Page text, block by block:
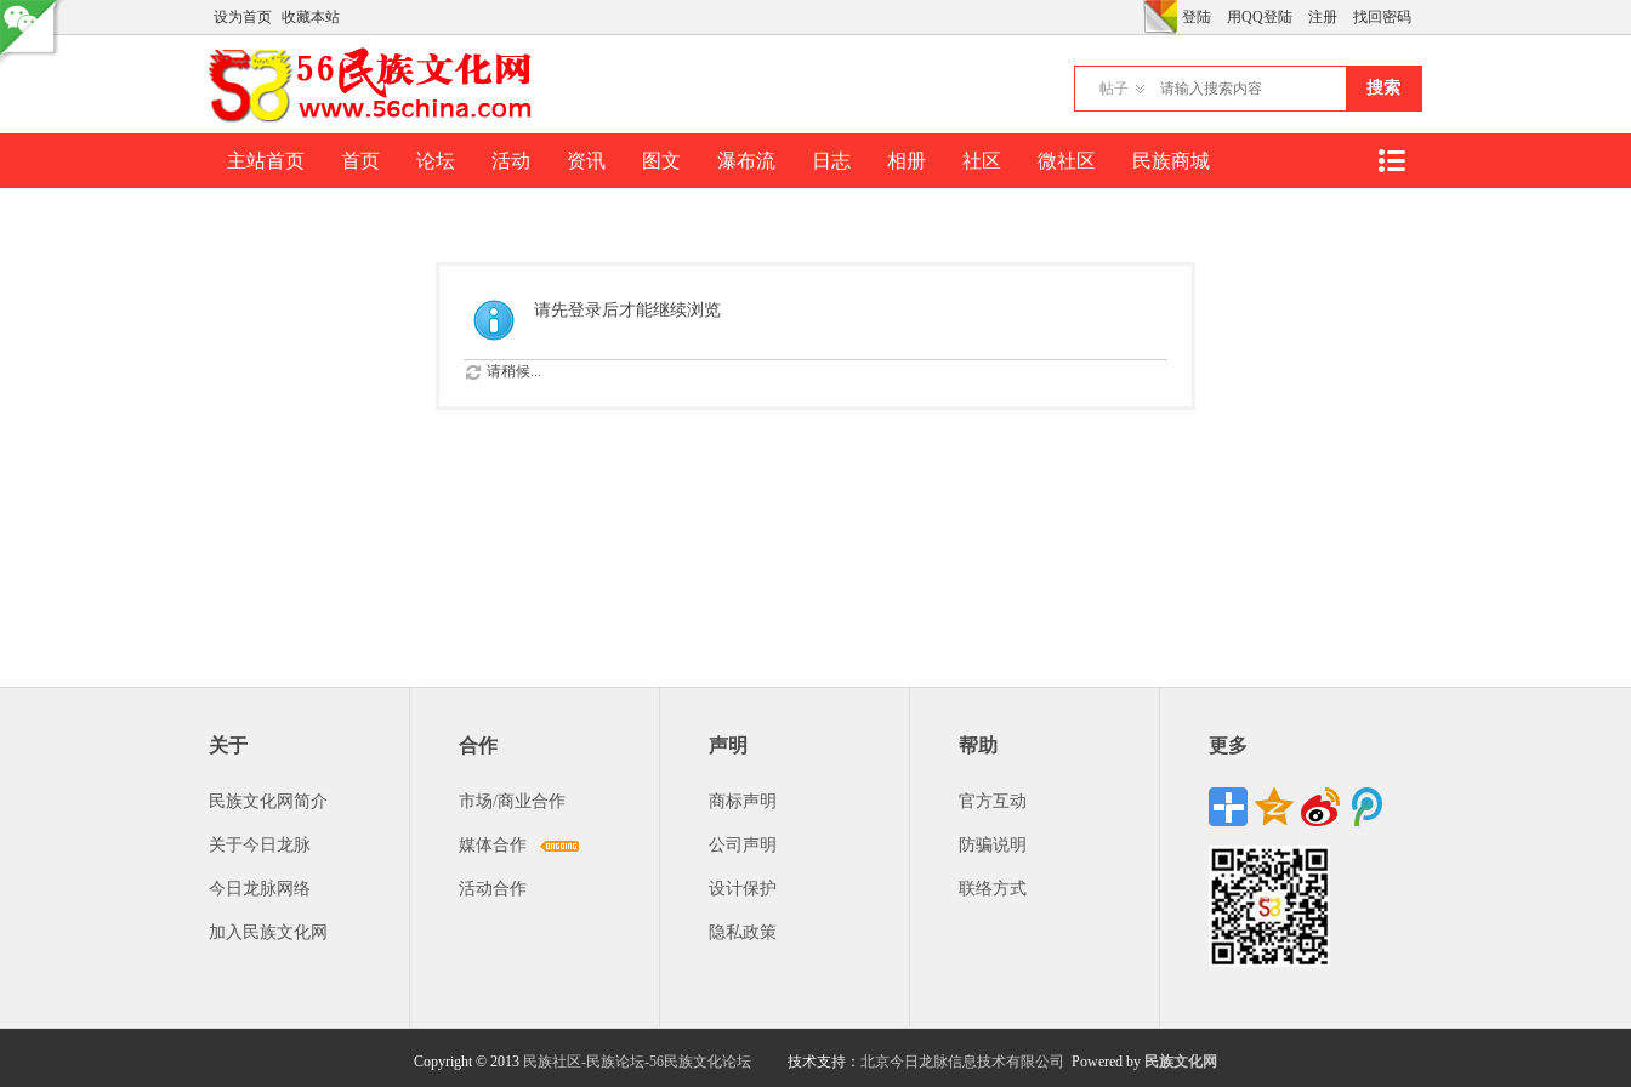
设为首页 收藏本站 登陆 用QQ登陆 注册 找回密码
帖子 搜索
主站首页 首页 论坛 活动 资讯 图文 瀑布流 日志 相册 社区 微社区 民族商城
请先登录后才能继续浏览
请稍候...
关于
民族文化网简介
关于今日龙脉
今日龙脉网络
加入民族文化网
合作
市场/商业合作
媒体合作
活动合作
声明
商标声明
公司声明
设计保护
隐私政策
帮助
官方互动
防骗说明
联络方式
更多
Copyright © 2013 民族社区-民族论坛-56民族文化论坛 技术支持： 北京今日龙脉信息技术有限公司 Powered by 民族文化网